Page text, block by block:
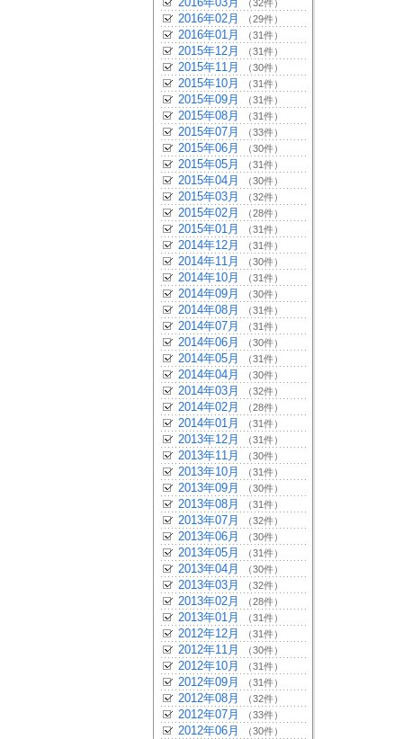
（32件）
2016年02月 （29件）
2016年01月 （31件）
2015年12月 （31件）
2015年11月 （30件）
2015年10月 （31件）
2015年09月 （31件）
2015年08月 （31件）
2015年07月 （33件）
2015年06月 （30件）
2015年05月 （31件）
2015年04月 （30件）
2015年03月 （32件）
2015年02月 （28件）
2015年01月 （31件）
2014年12月 （31件）
2014年11月 （30件）
2014年10月 （31件）
2014年09月 （30件）
2014年08月 （31件）
2014年07月 （31件）
2014年06月 （30件）
2014年05月 （31件）
2014年04月 （30件）
2014年03月 （32件）
2014年02月 （28件）
2014年01月 （31件）
2013年12月 （31件）
2013年11月 （30件）
2013年10月 （31件）
2013年09月 （30件）
2013年08月 （31件）
2013年07月 （32件）
2013年06月 （30件）
2013年05月 （31件）
2013年04月 （30件）
2013年03月 （32件）
2013年02月 （28件）
2013年01月 （31件）
2012年12月 （31件）
2012年11月 （30件）
2012年10月 （31件）
2012年09月 （31件）
2012年08月 （32件）
2012年07月 （33件）
2012年06月 （30件）